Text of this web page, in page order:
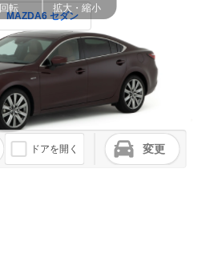
MAZDA6 セダン
ドアを開く 変更
回転 拡大・縮小